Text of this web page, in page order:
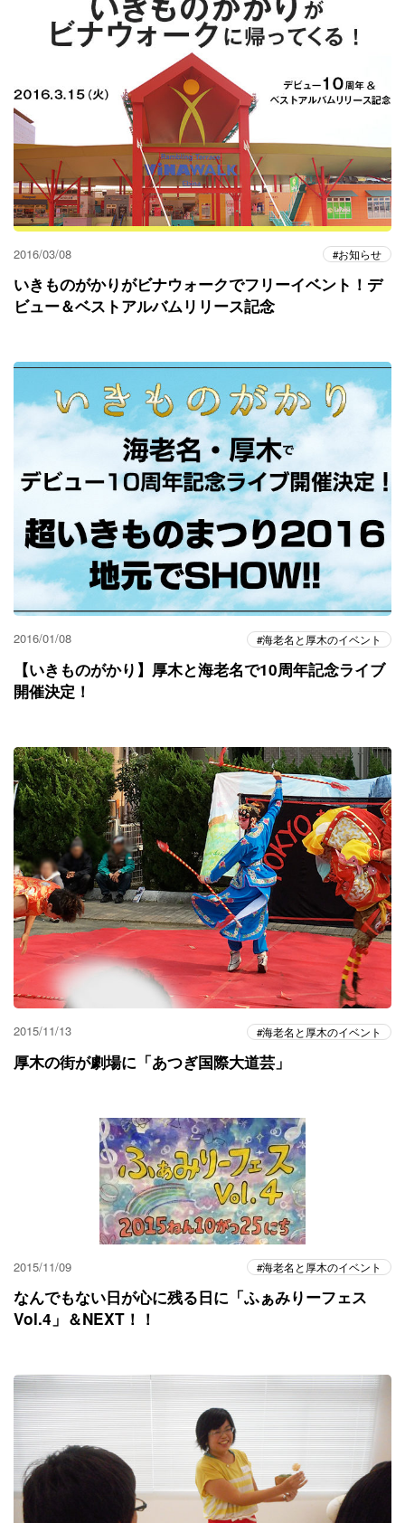
2016/03/08 お知らせ
いきものがかりがビナウォークでフリーイベント！デ
ビュー＆ベストアルバムリリース記念
2016/01/08 海老名と厚木のイベント
【いきものがかり】厚木と海老名で10周年記念ライブ
開催決定！
2015/11/13 海老名と厚木のイベント
厚木の街が劇場に「あつぎ国際大道芸」
2015/11/09 海老名と厚木のイベント
なんでもない日が心に残る日に「ふぁみりーフェス
Vol.4」＆NEXT！！